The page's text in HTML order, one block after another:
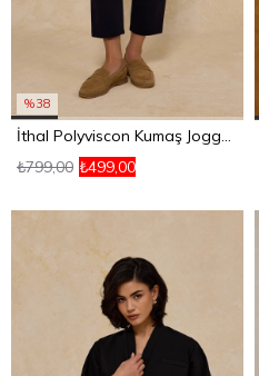
%38
İthal Polyviscon Kumaş Jogger Pantolon Lacivert
₺499,00
₺799,00